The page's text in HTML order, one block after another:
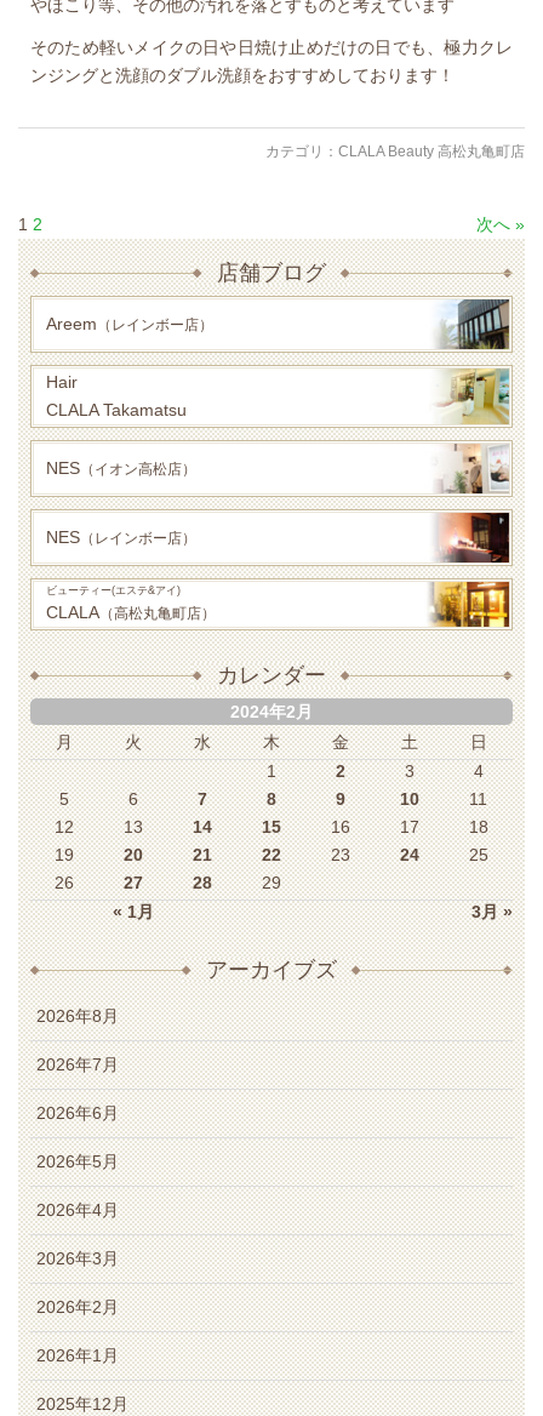
やほこり等、その他の汚れを落とすものと考えています
そのため軽いメイクの日や日焼け止めだけの日でも、極力クレ
ンジングと洗顔のダブル洗顔をおすすめしております！
カテゴリ： CLALA Beauty 高松丸亀町店
1 2 次へ »
店舗ブログ
Areem （レインボー店）
Hair
CLALA Takamatsu
NES （イオン高松店）
NES （レインボー店）
ビューティー(エステ&アイ)
CLALA（高松丸亀町店）
カレンダー
2024年2月
月
火 水 木 金 土 日
« 1月 3月 »
1 2 3
4
5
6 7 8 9 10
11
12
13 14 15 16 17
18
19
20 21 22 23 24
25
26
27 28 29
アーカイブズ
2026年8月
2026年7月
2026年6月
2026年5月
2026年4月
2026年3月
2026年2月
2026年1月
2025年12月